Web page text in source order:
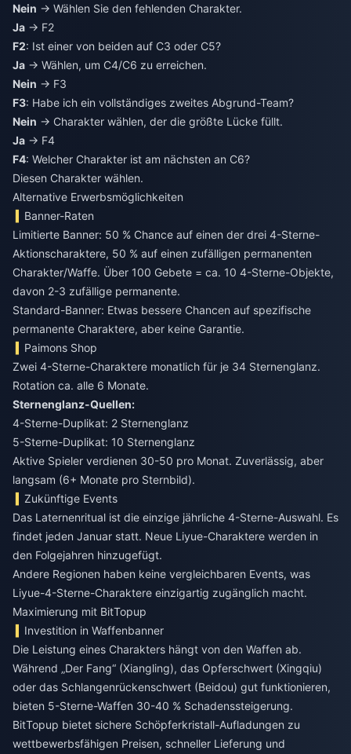
Nein → Wählen Sie den fehlenden Charakter.
Ja → F2
F2: Ist einer von beiden auf C3 oder C5?
Ja → Wählen, um C4/C6 zu erreichen.
Nein → F3
F3: Habe ich ein vollständiges zweites Abgrund-Team?
Nein → Charakter wählen, der die größte Lücke füllt.
Ja → F4
F4: Welcher Charakter ist am nächsten an C6?
Diesen Charakter wählen.
Alternative Erwerbsmöglichkeiten
Banner-Raten
Limitierte Banner: 50 % Chance auf einen der drei 4-Sterne-
Aktionscharaktere, 50 % auf einen zufälligen permanenten
Charakter/Waffe. Über 100 Gebete = ca. 10 4-Sterne-Objekte,
davon 2-3 zufällige permanente.
Standard-Banner: Etwas bessere Chancen auf spezifische
permanente Charaktere, aber keine Garantie.
Paimons Shop
Zwei 4-Sterne-Charaktere monatlich für je 34 Sternenglanz.
Rotation ca. alle 6 Monate.
Sternenglanz-Quellen:
4-Sterne-Duplikat: 2 Sternenglanz
5-Sterne-Duplikat: 10 Sternenglanz
Aktive Spieler verdienen 30-50 pro Monat. Zuverlässig, aber
langsam (6+ Monate pro Sternbild).
Zukünftige Events
Das Laternenritual ist die einzige jährliche 4-Sterne-Auswahl. Es
findet jeden Januar statt. Neue Liyue-Charaktere werden in
den Folgejahren hinzugefügt.
Andere Regionen haben keine vergleichbaren Events, was
Liyue-4-Sterne-Charaktere einzigartig zugänglich macht.
Maximierung mit BitTopup
Investition in Waffenbanner
Die Leistung eines Charakters hängt von den Waffen ab.
Während „Der Fang“ (Xiangling), das Opferschwert (Xingqiu)
oder das Schlangenrückenschwert (Beidou) gut funktionieren,
bieten 5-Sterne-Waffen 30-40 % Schadenssteigerung.
BitTopup bietet sichere Schöpferkristall-Aufladungen zu
wettbewerbsfähigen Preisen, schneller Lieferung und